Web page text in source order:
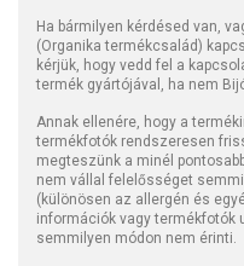
Ha bármilyen kérdésed van,
(Organika termékcsalád)
kérjük, hogy vedd fel a
termék gyártójával, ha nem
Annak ellenére, hogy a
termékfotók rendszeresen
megteszünk a minél
nem vállal felelősséget
(különösen az allergén és
információk vagy termékfotók
semmilyen módon nem érinti.